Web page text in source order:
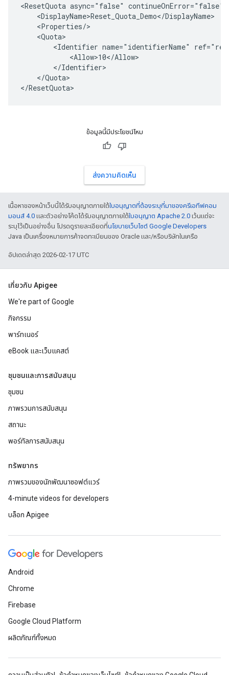
<ResetQuota async="false" continueOnError="false"
    <DisplayName>Reset_Quota_Demo</DisplayName>
    <Properties/>
    <Quota>
<Identifier name="identifierName"
            <Allow>10</Allow>
        </Identifier>
    </Quota>
ข้อมูลนี้มีประโยชน์ไหม
ส่งความคิดเห็น
เนื้อหาของหน้าเว็บนี้ได้รับอนุญาตภายใต้ใบอนุญาตที่ต้องระบุที่มาของครีเอทีฟคอม
มอนส์ 4.0 และตัวอย่างโค้ดได้รับอนุญาตภายใต้ใบอนุญาต Apache 2.0 เว้นแต่จะ
ระบุไว้เป็นอย่างอื่น โปรดดูรายละเอียดที่นโยบายเว็บไซต์ Google Developers
Java เป็นเครื่องหมายการค้าจดทะเบียนของ Oracle และ/หรือบริษัทในเครือ
อัปเดตล่าสุด 2026-02-17 UTC
เกี่ยวกับ Apigee
We're part of Google
กิจกรรม
พาร์ทเนอร์
eBook และเว็บแคสต์
ชุมชนและการสนับสนุน
ชุมชน
ภาพรวมการสนับสนุน
สถานะ
พอร์ทัลการสนับสนุน
ทรัพยากร
ภาพรวมของนักพัฒนาซอฟต์แวร์
4-minute videos for developers
บล็อก Apigee
Android
Chrome
Firebase
Google Cloud Platform
ผลิตภัณฑ์ทั้งหมด